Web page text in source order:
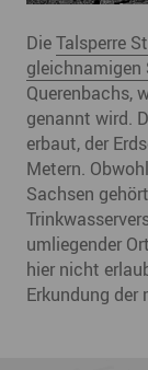
DieTalsperre
gleichnamigen
Querenbachs,
genannt wird.
erbaut, der
Metern.
Sachsen
umliegender
hier nicht
Erkundung der